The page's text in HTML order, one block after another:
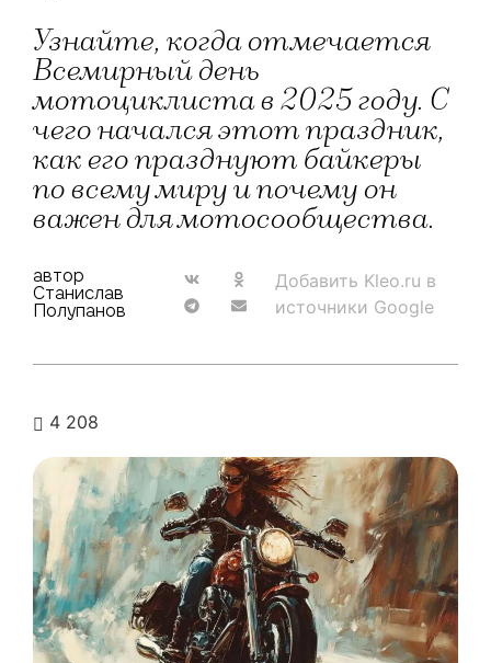
Узнайте, когда отмечается
Всемирный день
мотоциклиста в 2025 году. С
чего начался этот праздник,
как его празднуют байкеры
по всему миру и почему он
важен для мотосообщества.
автор
Станислав
Полупанов
Добавить Kleo.ru в
источники Google
4 208